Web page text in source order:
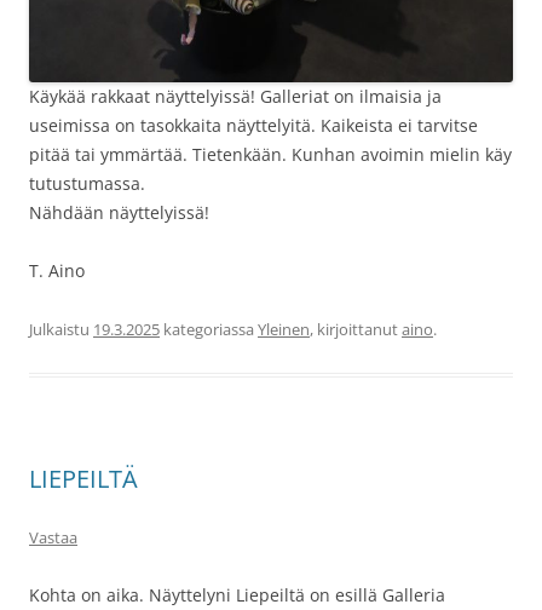
Käykää rakkaat näyttelyissä! Galleriat on ilmaisia ja
useimissa on tasokkaita näyttelyitä. Kaikeista ei tarvitse
pitää tai ymmärtää. Tietenkään. Kunhan avoimin mielin käy
tutustumassa.
Nähdään näyttelyissä!
T. Aino
Julkaistu 19.3.2025 kategoriassa Yleinen, kirjoittanutaino.
LIEPEILTÄ
Vastaa
Kohta on aika. Näyttelyni Liepeiltä on esillä Galleria